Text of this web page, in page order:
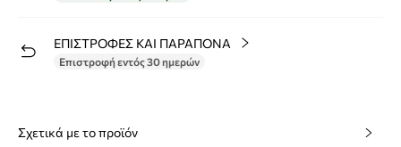
ΕΠΙΣΤΡΟΦΕΣ ΚΑΙ ΠΑΡΑΠΟΝΑ
Επιστροφή εντός 30 ημερών
Σχετικά με το προϊόν